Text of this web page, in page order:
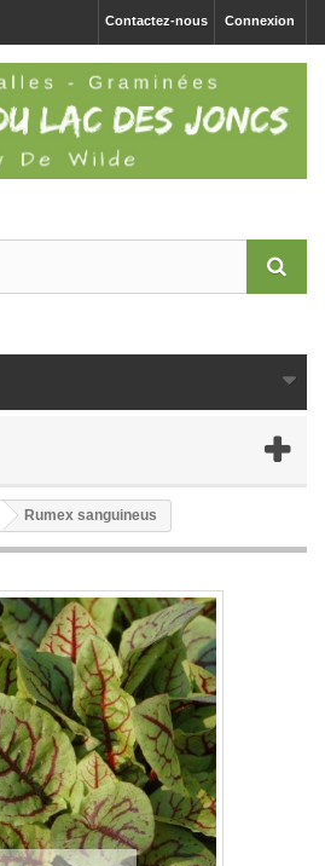
Connexion
Contactez-nous
Rumex sanguineus